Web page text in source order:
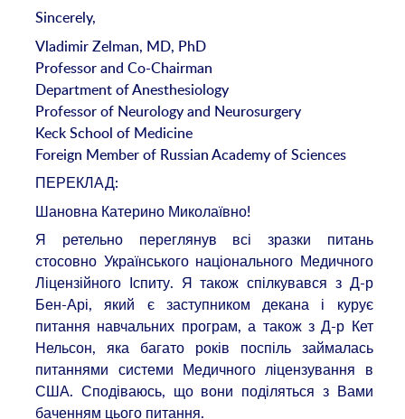
Sincerely,
Vladimir Zelman, MD, PhD
Professor and Co-Chairman
Department of Anesthesiology
Professor of Neurology and Neurosurgery
Keck School of Medicine
Foreign Member of Russian Academy of Sciences
ПЕРЕКЛАД:
Шановна Катерино Миколаївно!
Я ретельно переглянув всі зразки питань
стосовно Українського національного Медичного
Ліцензійного Іспиту. Я також спілкувався з Д-р
Бен-Арі, який є заступником декана і курує
питання навчальних програм, а також з Д-р Кет
Нельсон, яка багато років поспіль займалась
питаннями системи Медичного ліцензування в
США. Сподіваюсь, що вони поділяться з Вами
баченням цього питання.